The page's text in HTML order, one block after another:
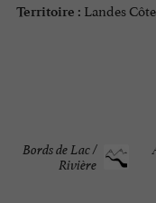
Territoire : Landes
Bords de Lac /
Rivière